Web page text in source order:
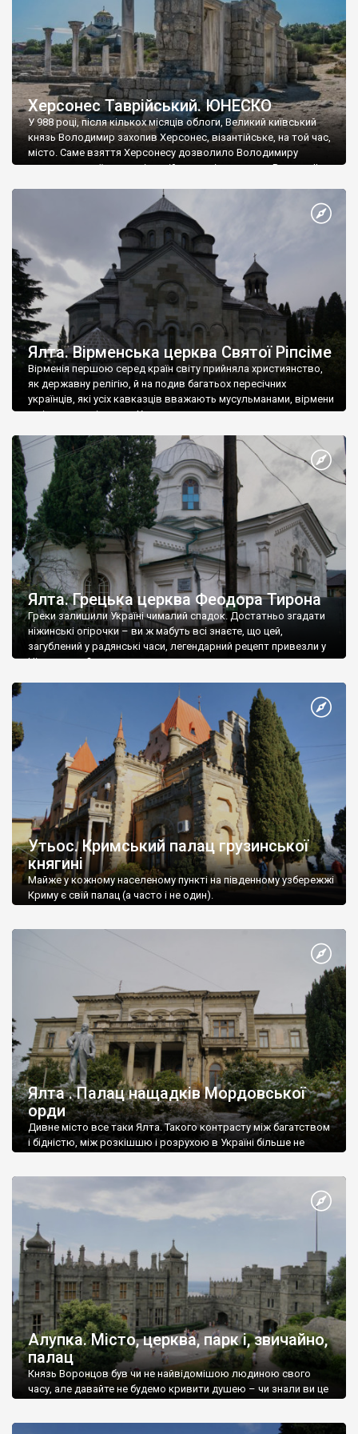
Херсонес Таврійський. ЮНЕСКО
У 988 році, після кількох місяців облоги, Великий київський
князь Володимир захопив Херсонес, візантійське, на той час,
місто. Саме взяття Херсонесу дозволило Володимиру
диктувати свої умови візантійському імператору Василю ІІ, та
Херсонесі Володимир-язичник, став Василем-християнином.
А потім було Хрещення Русі. На честь Херсонесу Таврійського
Ялта. Вірменська церква Святої Ріпсіме
Вірменія першою серед країн світу прийняла християнство,
як державну релігію, й на подив багатьох пересічних
українців, які усіх кавказців вважають мусульманами, вірмени
є відданими вірянами Христа
Ялта. Грецька церква Феодора Тирона
Греки залишили Україні чималий спадок. Достатньо згадати
ніжинські огірочки – ви ж мабуть всі знаєте, що цей,
загублений у радянські часи, легендарний рецепт привезли у
Ніжин греки?
Утьос. Кримський палац грузинської
княгині
Майже у кожному населеному пункті на південному узбережжі
Криму є свій палац (а часто і не один).
Ялта . Палац нащадків Мордовської
орди
Дивне місто все таки Ялта. Такого контрасту між багатством
і бідністю, між розкішшю і розрухою в Україні більше не
Алупка. Місто, церква, парк і, звичайно,
палац
Князь Воронцов був чи не найвідомішою людиною свого
часу, але давайте не будемо кривити душею – чи знали ви це